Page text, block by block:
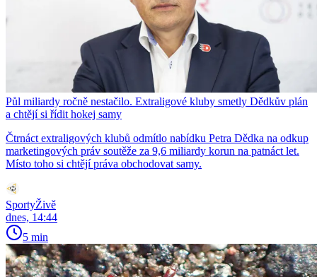
Půl miliardy ročně nestačilo. Extraligové kluby smetly Dědkův plán
a chtějí si řídit hokej samy
Čtrnáct extraligových klubů odmítlo nabídku Petra Dědka na odkup
marketingových práv soutěže za 9,6 miliardy korun na patnáct let.
Místo toho si chtějí práva obchodovat samy.
SportyŽivě
dnes, 14:44
5 min